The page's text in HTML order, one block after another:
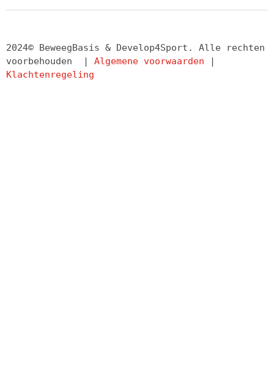
2024© BeweegBasis & Develop4Sport. Alle rechten
voorbehouden  | Algemene voorwaarden
Klachtenregeling